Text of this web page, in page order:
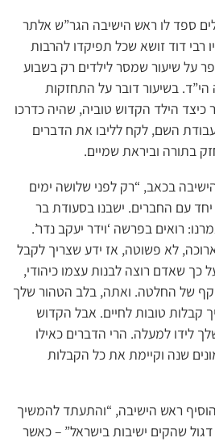
ספד לו ראש הישיבה הגר”ש אלתר
רבי דוד זושא שכל תפיקדו להרבות
על שיעור שמסר לילדים רק בשבוע
בשיעור דובר על התחזקות
הילד הקדוש טוביה, שהיה כדרכו
השם, לקח לליבו את הדברים
בתורה וביראת שמיים.
בכאב, “רק לפני שלושה ימים
יחד עם החברים. ישבנו בסעודת בר
רואים בפרשה ‘וידר יעקב נדר’.
לא פשוטה, אז ידע שצריך לקבל
כך שאדם רוצה לבנות עצמו כיהודי,
של החלטה. ואתה, בלב הטהור שלך
קבלות טובות לחיים. אבל הקדוש
לידו למעלה. הרי הדברים כאילו
שנה וקיימת את כל הקבלות
הוסיף ראש הישיבה, “והתעתד להמשיך
שהקים ישיבות בישראל” – כאשר